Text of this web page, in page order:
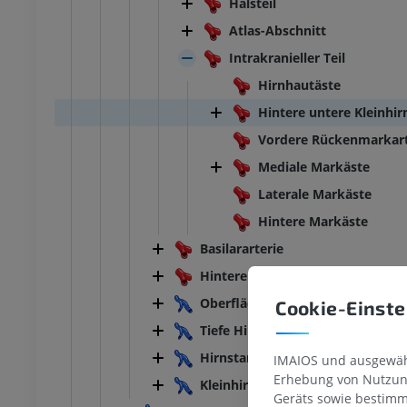
Atlas-Abschnitt
Intrakranieller Teil
Hirnhautäste
Hintere untere
Vordere
Mediale Markäste
Laterale Markäste
Hintere Markäste
Basilararterie
Hintere Hirnarterie
Oberflächliche Hirnvenen
Tiefe Hirnvenen
Hirnstammvenen
Kleinhirnvenen
Cookie-
IMAIOS und
Erhebung von
Geräts sowie